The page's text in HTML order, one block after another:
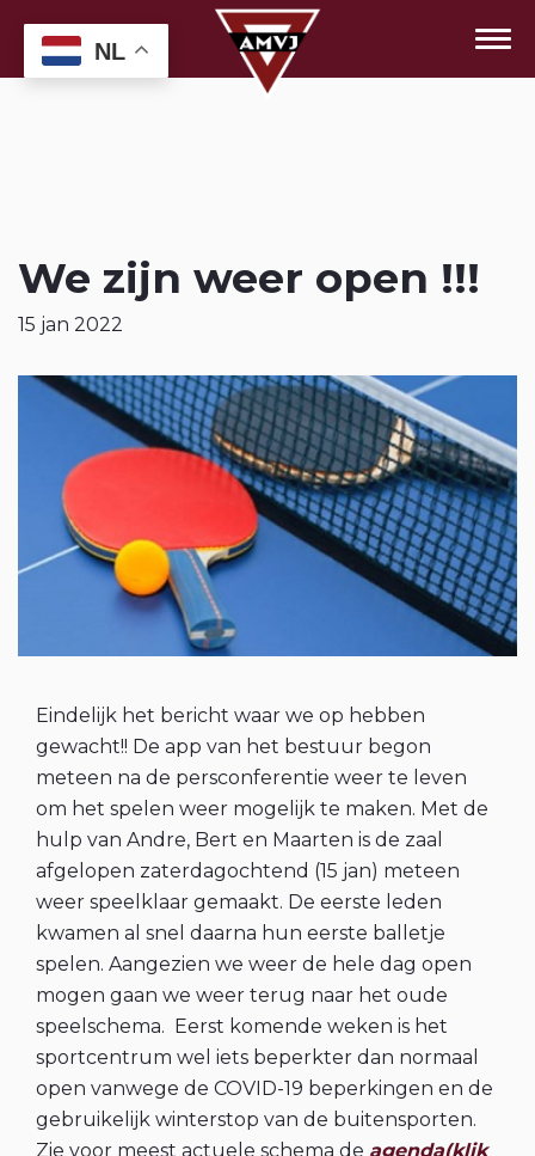
We zijn weer open !!!
15 jan 2022
Eindelijk het bericht waar we op hebben
gewacht!! De app van het bestuur begon
meteen na de persconferentie weer te leven
om het spelen weer mogelijk te maken. Met de
hulp van Andre, Bert en Maarten is de zaal
afgelopen zaterdagochtend (15 jan) meteen
weer speelklaar gemaakt. De eerste leden
kwamen al snel daarna hun eerste balletje
spelen. Aangezien we weer de hele dag open
mogen gaan we weer terug naar het oude
speelschema. Eerst komende weken is het
sportcentrum wel iets beperkter dan normaal
open vanwege de COVID-19 beperkingen en de
gebruikelijk winterstop van de buitensporten.
Zie voor meest actuele schema de agenda(klik
NL